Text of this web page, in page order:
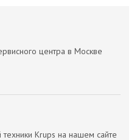
центра в Москве
Krups на нашем сайте